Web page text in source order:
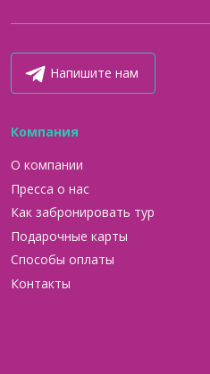
Напишите нам
Компания
О компании
Пресса о нас
Как забронировать тур
Подарочные карты
Способы оплаты
Контакты